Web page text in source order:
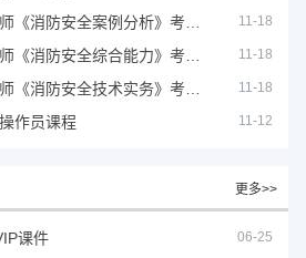
11-18
11-18
11-18
作员课程 11-12
更多>>
课件 06-25